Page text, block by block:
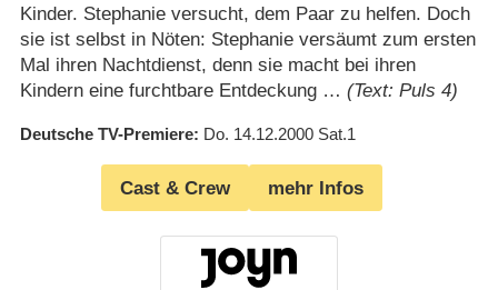
Kinder. Stephanie versucht, dem Paar zu helfen. Doch
sie ist selbst in Nöten: Stephanie versäumt zum ersten
Mal ihren Nachtdienst, denn sie macht bei ihren
Kindern eine furchtbare Entdeckung … (Text: Puls 4)
Deutsche TV-Premiere Do. 14.12.2000 Sat.1
Cast & Crew mehr Infos